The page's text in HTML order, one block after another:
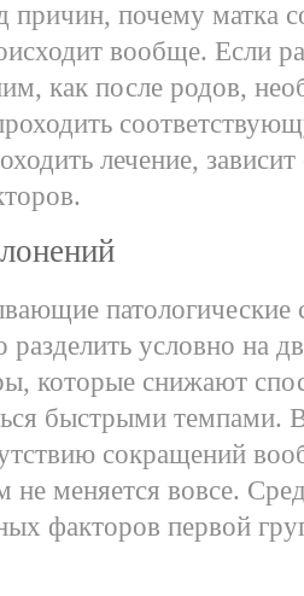
причин, почему матка
вообще. Если
как после родов,
лечение,
патологические
условно на
которые снижают
быстрыми темпами.
сокращений
не меняется вовсе.
факторов первой